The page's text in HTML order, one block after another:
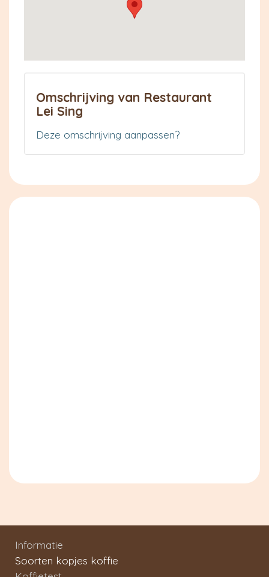
Omschrijving van Restaurant
Lei Sing
Deze omschrijving aanpassen?
Informatie
Soorten kopjes koffie